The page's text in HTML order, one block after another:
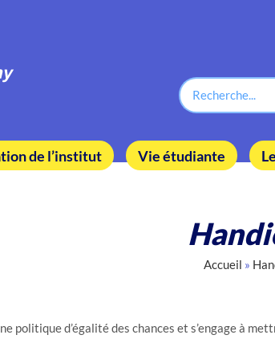
de l’institut Vie étudiante
Accueil »
politique d’égalité des chances et s’engage à